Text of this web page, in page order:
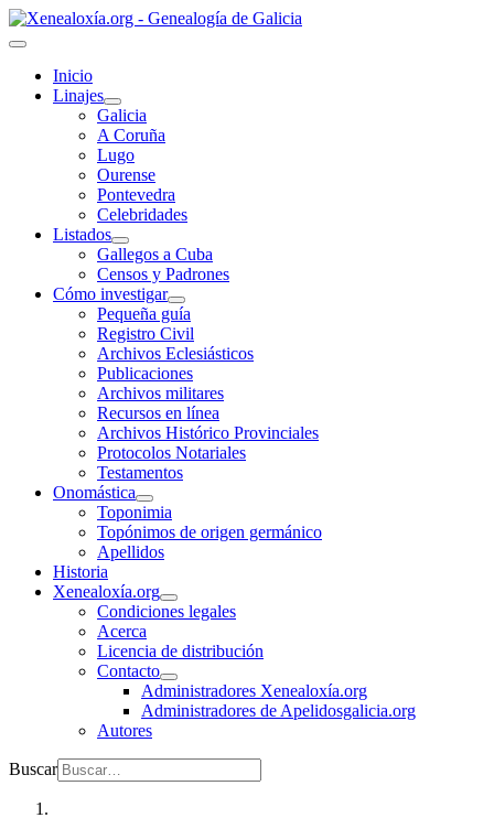
Inicio
Linajes
Galicia
A Coruña
Lugo
Ourense
Pontevedra
Celebridades
Listados
Gallegos a Cuba
Censos y Padrones
Cómo investigar
Pequeña guía
Registro Civil
Archivos Eclesiásticos
Publicaciones
Archivos militares
Recursos en línea
Archivos Histórico Provinciales
Protocolos Notariales
Testamentos
Onomástica
Toponimia
Topónimos de origen germánico
Apellidos
Historia
Xenealoxía.org
Condiciones legales
Acerca
Licencia de distribución
Contacto
Administradores Xenealoxía.org
Administradores de Apelidosgalicia.org
Autores
Buscar